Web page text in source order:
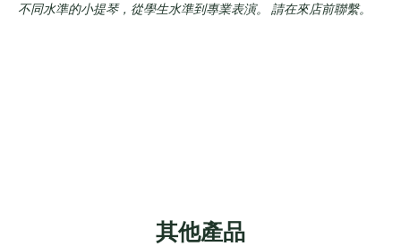
不同水準的小提琴，從學生水準到專業表演。 請在來店前聯繫。
其他產品